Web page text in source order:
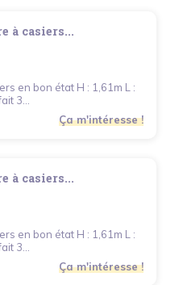
à casiers...
en bon état H : 1,61m L :
3...
Ça m'intéresse !
à casiers...
en bon état H : 1,61m L :
3...
Ça m'intéresse !